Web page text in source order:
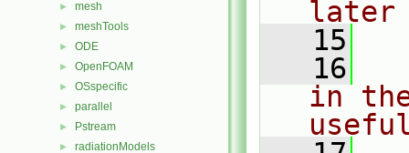
► mesh
► meshTools
► ODE
► OpenFOAM
► OSspecific
► parallel
► Pstream
► radiationModels
later
   15
   16
in